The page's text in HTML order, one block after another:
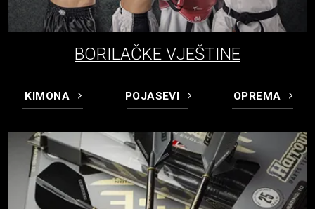
BORILAČKE VJEŠTINE
KIMONA POJASEVI OPREMA